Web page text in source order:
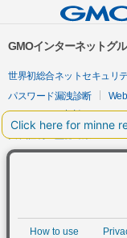
GMOインターネットグ
世界初総合ネットセキュリ
パスワード漏洩診断
セキュリティ相談AIチャッ
実在証明・盗聴対策
サイバー攻撃対策（GMOサ